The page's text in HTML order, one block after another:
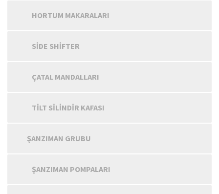
HORTUM MAKARALARI
SIDE SHIFTER
ÇATAL MANDALLARI
TILT SILINDIR KAFASI
ŞANZIMAN GRUBU
ŞANZIMAN POMPALARI